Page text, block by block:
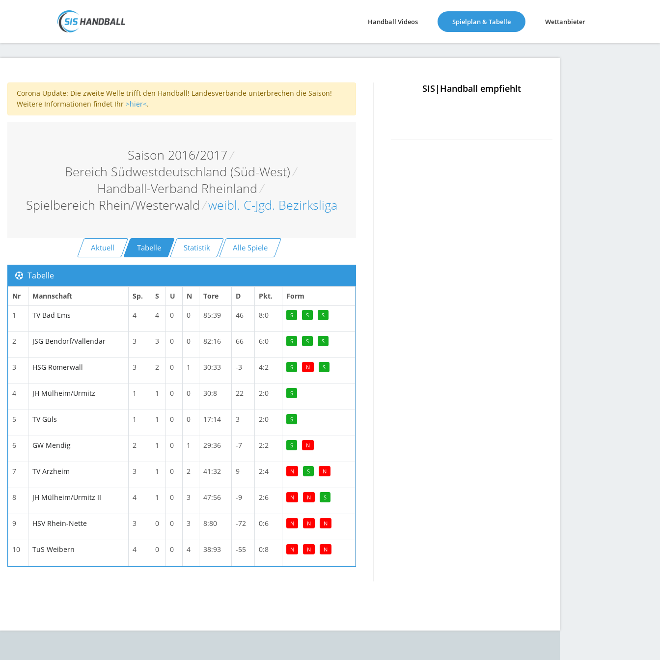
Handball Videos Spielplan & Tabelle(current) Wettanbieter
Corona Update: Die zweite Welle trifft den Handball! Landesverbände unterbrechen die Saison!
Weitere Informationen findet Ihr >hier<.
Saison 2016/2017/
Bereich Südwestdeutschland (Süd-West)/
Handball-Verband Rheinland /
Spielbereich Rhein/Westerwald/weibl. C-Jgd. Bezirksliga
Aktuell Tabelle Statistik Alle Spiele
Tabelle
Nr Mannschaft Sp. S U N Tore D Pkt. Form
1 TV Bad Ems 4 4 0 0 85:39 46 8:0 S S S
2 JSG Bendorf/Vallendar 3 3 0 0 82:16 66 6:0 S S S
3 HSG Römerwall 3 2 0 1 30:33 -3 4:2 S N S
4 JH Mülheim/Urmitz 1 1 0 0 30:8 22 2:0 S
5 TV Güls 1 1 0 0 17:14 3 2:0 S
6 GW Mendig 2 1 0 1 29:36 -7 2:2 S N
7 TV Arzheim 3 1 0 2 41:32 9 2:4 N S N
8 JH Mülheim/Urmitz II 4 1 0 3 47:56 -9 2:6 N N S
9 HSV Rhein-Nette 3 0 0 3 8:80 -72 0:6 N N N
10 TuS Weibern 4 0 0 4 38:93 -55 0:8 N N N
SIS|Handball empfiehlt